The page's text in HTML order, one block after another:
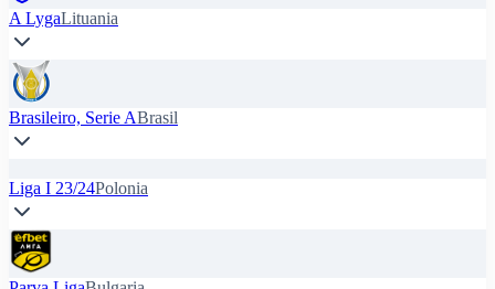
A LygaLituania
Brasileiro, Serie ABrasil
Liga I 23/24Polonia